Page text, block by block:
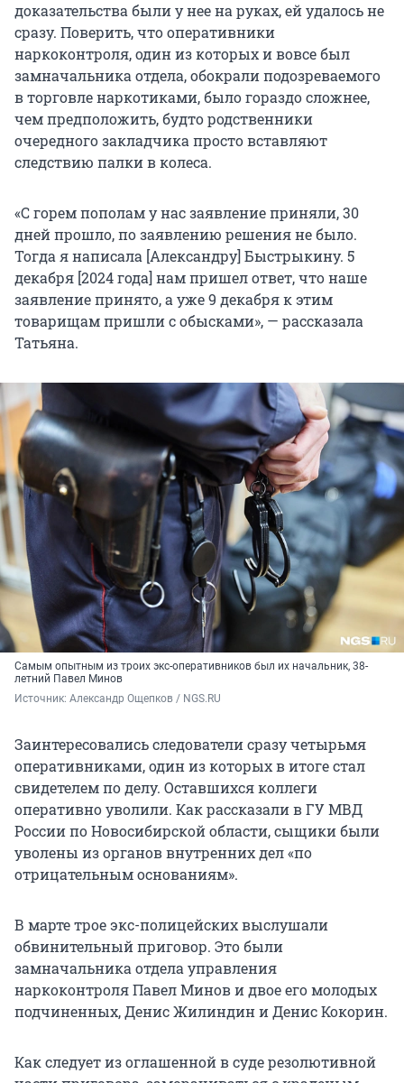
доказательства были у нее на руках, ей удалось не
сразу. Поверить, что оперативники
наркоконтроля, один из которых и вовсе был
замначальника отдела, обокрали подозреваемого
в торговле наркотиками, было гораздо сложнее,
чем предположить, будто родственники
очередного закладчика просто вставляют
следствию палки в колеса.
«С горем пополам у нас заявление приняли, 30
дней прошло, по заявлению решения не было.
Тогда я написала [Александру] Быстрыкину. 5
декабря [2024 года] нам пришел ответ, что наше
заявление принято, а уже 9 декабря к этим
товарищам пришли с обысками», — рассказала
Татьяна.
Самым опытным из троих экс-оперативников был их начальник, 38-
летний Павел Минов
Источник: Александр Ощепков / NGS.RU
Заинтересовались следователи сразу четырьмя
оперативниками, один из которых в итоге стал
свидетелем по делу. Оставшихся коллеги
оперативно уволили. Как рассказали в ГУ МВД
России по Новосибирской области, сыщики были
уволены из органов внутренних дел «по
отрицательным основаниям».
В марте трое экс-полицейских выслушали
обвинительный приговор. Это были
замначальника отдела управления
наркоконтроля Павел Минов и двое его молодых
подчиненных, Денис Жилиндин и Денис Кокорин.
Как следует из оглашенной в суде резолютивной